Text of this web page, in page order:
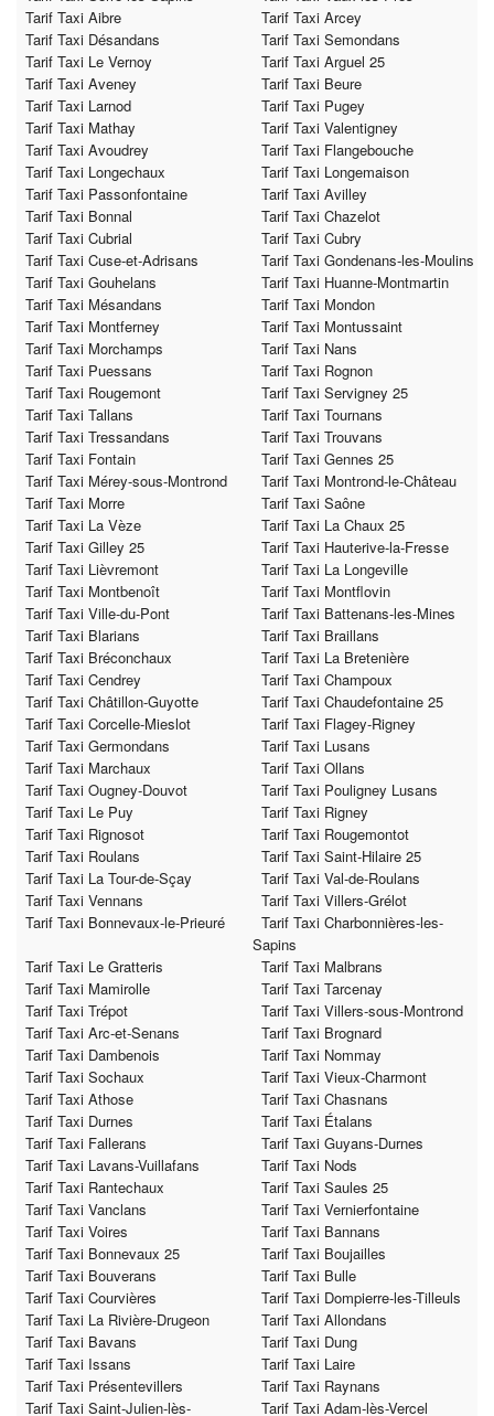
Tarif Taxi Aibre
Tarif Taxi Arcey
Tarif Taxi Désandans
Tarif Taxi Semondans
Tarif Taxi Le Vernoy
Tarif Taxi Arguel 25
Tarif Taxi Aveney
Tarif Taxi Beure
Tarif Taxi Larnod
Tarif Taxi Pugey
Tarif Taxi Mathay
Tarif Taxi Valentigney
Tarif Taxi Avoudrey
Tarif Taxi Flangebouche
Tarif Taxi Longechaux
Tarif Taxi Longemaison
Tarif Taxi Passonfontaine
Tarif Taxi Avilley
Tarif Taxi Bonnal
Tarif Taxi Chazelot
Tarif Taxi Cubrial
Tarif Taxi Cubry
Tarif Taxi Cuse-et-Adrisans
Tarif Taxi Gondenans-les-Moulins
Tarif Taxi Gouhelans
Tarif Taxi Huanne-Montmartin
Tarif Taxi Mésandans
Tarif Taxi Mondon
Tarif Taxi Montferney
Tarif Taxi Montussaint
Tarif Taxi Morchamps
Tarif Taxi Nans
Tarif Taxi Puessans
Tarif Taxi Rognon
Tarif Taxi Rougemont
Tarif Taxi Servigney 25
Tarif Taxi Tallans
Tarif Taxi Tournans
Tarif Taxi Tressandans
Tarif Taxi Trouvans
Tarif Taxi Fontain
Tarif Taxi Gennes 25
Tarif Taxi Mérey-sous-Montrond
Tarif Taxi Montrond-le-Château
Tarif Taxi Morre
Tarif Taxi Saône
Tarif Taxi La Vèze
Tarif Taxi La Chaux 25
Tarif Taxi Gilley 25
Tarif Taxi Hauterive-la-Fresse
Tarif Taxi Lièvremont
Tarif Taxi La Longeville
Tarif Taxi Montbenoît
Tarif Taxi Montflovin
Tarif Taxi Ville-du-Pont
Tarif Taxi Battenans-les-Mines
Tarif Taxi Blarians
Tarif Taxi Braillans
Tarif Taxi Bréconchaux
Tarif Taxi La Bretenière
Tarif Taxi Cendrey
Tarif Taxi Champoux
Tarif Taxi Châtillon-Guyotte
Tarif Taxi Chaudefontaine 25
Tarif Taxi Corcelle-Mieslot
Tarif Taxi Flagey-Rigney
Tarif Taxi Germondans
Tarif Taxi Lusans
Tarif Taxi Marchaux
Tarif Taxi Ollans
Tarif Taxi Ougney-Douvot
Tarif Taxi Pouligney Lusans
Tarif Taxi Le Puy
Tarif Taxi Rigney
Tarif Taxi Rignosot
Tarif Taxi Rougemontot
Tarif Taxi Roulans
Tarif Taxi Saint-Hilaire 25
Tarif Taxi La Tour-de-Sçay
Tarif Taxi Val-de-Roulans
Tarif Taxi Vennans
Tarif Taxi Villers-Grélot
Tarif Taxi Bonnevaux-le-Prieuré
Tarif Taxi Charbonnières-les-
Sapins
Tarif Taxi Le Gratteris
Tarif Taxi Malbrans
Tarif Taxi Mamirolle
Tarif Taxi Tarcenay
Tarif Taxi Trépot
Tarif Taxi Villers-sous-Montrond
Tarif Taxi Arc-et-Senans
Tarif Taxi Brognard
Tarif Taxi Dambenois
Tarif Taxi Nommay
Tarif Taxi Sochaux
Tarif Taxi Vieux-Charmont
Tarif Taxi Athose
Tarif Taxi Chasnans
Tarif Taxi Durnes
Tarif Taxi Étalans
Tarif Taxi Fallerans
Tarif Taxi Guyans-Durnes
Tarif Taxi Lavans-Vuillafans
Tarif Taxi Nods
Tarif Taxi Rantechaux
Tarif Taxi Saules 25
Tarif Taxi Vanclans
Tarif Taxi Vernierfontaine
Tarif Taxi Voires
Tarif Taxi Bannans
Tarif Taxi Bonnevaux 25
Tarif Taxi Boujailles
Tarif Taxi Bouverans
Tarif Taxi Bulle
Tarif Taxi Courvières
Tarif Taxi Dompierre-les-Tilleuls
Tarif Taxi La Rivière-Drugeon
Tarif Taxi Allondans
Tarif Taxi Bavans
Tarif Taxi Dung
Tarif Taxi Issans
Tarif Taxi Laire
Tarif Taxi Présentevillers
Tarif Taxi Raynans
Tarif Taxi Saint-Julien-lès-
Tarif Taxi Adam-lès-Vercel